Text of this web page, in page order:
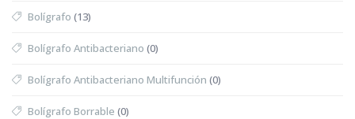
Bolígrafo (13)
Bolígrafo Antibacteriano (0)
Bolígrafo Antibacteriano Multifunción (0)
Bolígrafo Borrable (0)